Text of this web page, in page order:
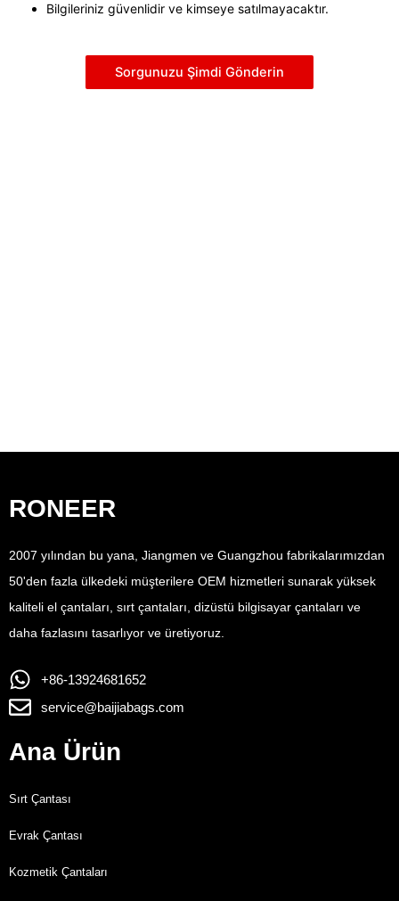
Bilgileriniz güvenlidir ve kimseye satılmayacaktır.
Sorgunuzu Şimdi Gönderin
RONEER
2007 yılından bu yana, Jiangmen ve Guangzhou fabrikalarımızdan
50'den fazla ülkedeki müşterilere OEM hizmetleri sunarak yüksek
kaliteli el çantaları, sırt çantaları, dizüstü bilgisayar çantaları ve
daha fazlasını tasarlıyor ve üretiyoruz.
+86-13924681652
service@baijiabags.com
Ana Ürün
Sırt Çantası
Evrak Çantası
Kozmetik Çantaları